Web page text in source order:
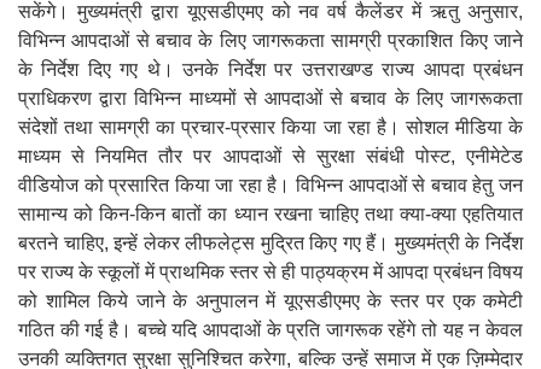
सकेंगे। मुख्यमंत्री द्वारा यूएसडीएमए को नव वर्ष कैलेंडर में ऋतु अनुसार,
विभिन्न आपदाओं से बचाव के लिए जागरूकता सामग्री प्रकाशित किए जाने
के निर्देश दिए गए थे। उनके निर्देश पर उत्तराखण्ड राज्य आपदा प्रबंधन
प्राधिकरण द्वारा विभिन्न माध्यमों से आपदाओं से बचाव के लिए जागरूकता
संदेशों तथा सामग्री का प्रचार-प्रसार किया जा रहा है। सोशल मीडिया के
माध्यम से नियमित तौर पर आपदाओं से सुरक्षा संबंधी पोस्ट, एनीमेटेड
वीडियोज को प्रसारित किया जा रहा है। विभिन्न आपदाओं से बचाव हेतु जन
सामान्य को किन-किन बातों का ध्यान रखना चाहिए तथा क्या-क्या एहतियात
बरतने चाहिए, इन्हें लेकर लीफलेट्स मुद्रित किए गए हैं। मुख्यमंत्री के निर्देश
पर राज्य के स्कूलों में प्राथमिक स्तर से ही पाठ्यक्रम में आपदा प्रबंधन विषय
को शामिल किये जाने के अनुपालन में यूएसडीएमए के स्तर पर एक कमेटी
गठित की गई है। बच्चे यदि आपदाओं के प्रति जागरूक रहेंगे तो यह न केवल
उनकी व्यक्तिगत सुरक्षा सुनिश्चित करेगा, बल्कि उन्हें समाज में एक ज़िम्मेदार